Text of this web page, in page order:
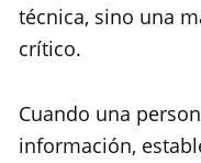
técnica, sino una
crítico.
Cuando una
información,